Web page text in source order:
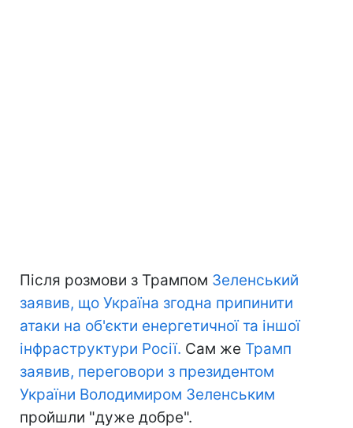
Після розмови з Трампом Зеленський
заявив, що Україна згодна припинити
атаки на об'єкти енергетичної та іншої
інфраструктури Росії. Сам же Трамп
заявив, переговори з президентом
України Володимиром Зеленським
пройшли "дуже добре".